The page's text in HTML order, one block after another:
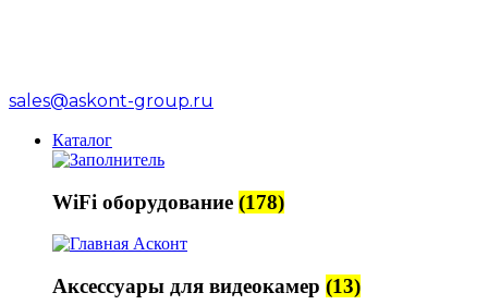
sales@askont-group.ru
Каталог
WiFi оборудование (178)
Аксессуары для видеокамер (13)